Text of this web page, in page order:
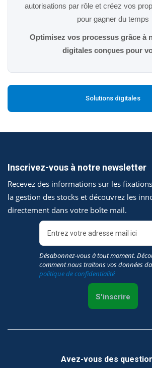
autorisations par rôle et créez vos
pour gagner du temps
Optimisez vos processus grâce à
digitales conçues pour
Solutions digitales
Inscrivez-vous à notre newsletter
Recevez des informations sur les
la gestion des stocks et découvrez les
directement dans votre boîte mail.
Désabonnez-vous à tout moment.
comment nous traitons vos données
politique de confidentialité
S'inscrire
Avez-vous des